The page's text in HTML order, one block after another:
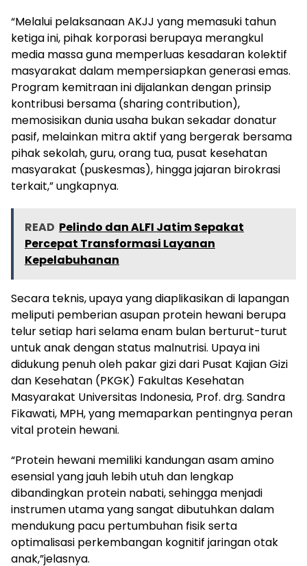
“Melalui pelaksanaan AKJJ yang memasuki tahun
ketiga ini, pihak korporasi berupaya merangkul
media massa guna memperluas kesadaran kolektif
masyarakat dalam mempersiapkan generasi emas.
Program kemitraan ini dijalankan dengan prinsip
kontribusi bersama (sharing contribution),
memosisikan dunia usaha bukan sekadar donatur
pasif, melainkan mitra aktif yang bergerak bersama
pihak sekolah, guru, orang tua, pusat kesehatan
masyarakat (puskesmas), hingga jajaran birokrasi
terkait,” ungkapnya.
READ Pelindo dan ALFI Jatim Sepakat
Percepat Transformasi Layanan
Kepelabuhanan
Secara teknis, upaya yang diaplikasikan di lapangan
meliputi pemberian asupan protein hewani berupa
telur setiap hari selama enam bulan berturut-turut
untuk anak dengan status malnutrisi. Upaya ini
didukung penuh oleh pakar gizi dari Pusat Kajian Gizi
dan Kesehatan (PKGK) Fakultas Kesehatan
Masyarakat Universitas Indonesia, Prof. drg. Sandra
Fikawati, MPH, yang memaparkan pentingnya peran
vital protein hewani.
“Protein hewani memiliki kandungan asam amino
esensial yang jauh lebih utuh dan lengkap
dibandingkan protein nabati, sehingga menjadi
instrumen utama yang sangat dibutuhkan dalam
mendukung pacu pertumbuhan fisik serta
optimalisasi perkembangan kognitif jaringan otak
anak,”jelasnya.